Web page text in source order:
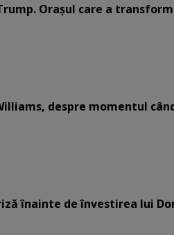
Orașul care a
despre momentul
înainte de învestirea lui